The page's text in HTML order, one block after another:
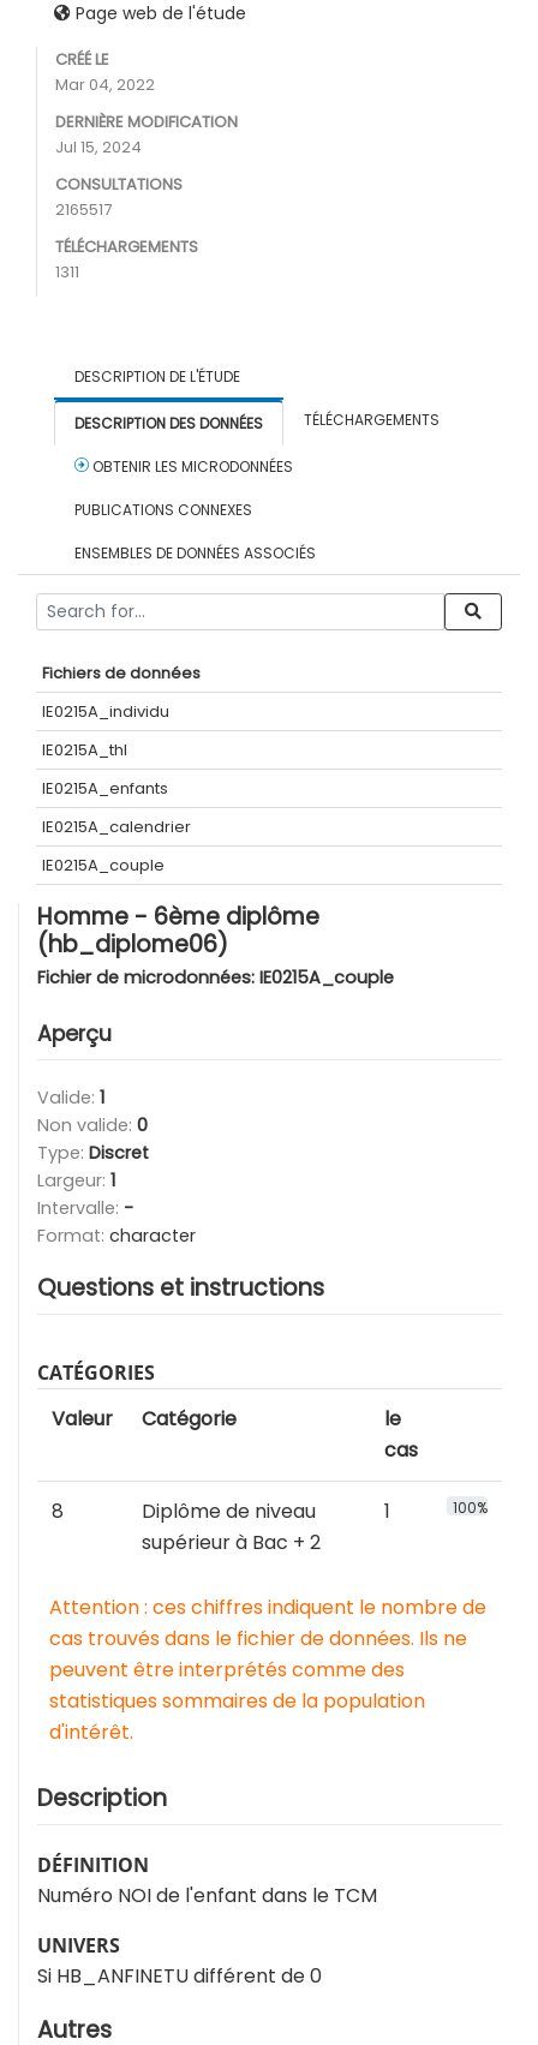
Page web de l'étude
CRÉÉ LE
Mar 04, 2022
DERNIÈRE MODIFICATION
Jul 15, 2024
CONSULTATIONS
2165517
TÉLÉCHARGEMENTS
1311
DESCRIPTION DE L'ÉTUDE
DESCRIPTION DES DONNÉES TÉLÉCHARGEMENTS
OBTENIR LES MICRODONNÉES
PUBLICATIONS CONNEXES
ENSEMBLES DE DONNÉES ASSOCIÉS
Fichiers de données
IE0215A_individu
IE0215A_thl
IE0215A_enfants
IE0215A_calendrier
IE0215A_couple
Homme - 6ème diplôme
(hb_diplome06)
Fichier de microdonnées: IE0215A_couple
Aperçu
Valide: 1
Non valide: 0
Type: Discret
Largeur: 1
Intervalle: -
Format: character
Questions et instructions
CATÉGORIES
Valeur Catégorie
le
cas
8
Diplôme de niveau
supérieur à Bac + 2
1 100%
Attention : ces chiffres indiquent le nombre de
cas trouvés dans le fichier de données. Ils ne
peuvent être interprétés comme des
statistiques sommaires de la population
d'intérêt.
Description
DÉFINITION
Numéro NOI de l'enfant dans le TCM
UNIVERS
Si HB_ANFINETU différent de 0
Autres